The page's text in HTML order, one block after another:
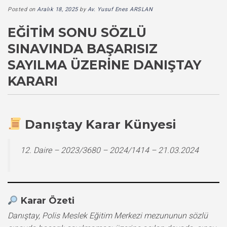
Posted on Aralık 18, 2025byAv. Yusuf Enes ARSLAN
EĞITIM SONU SÖZLÜ
SINAVINDA BAŞARISIZ
SAYILMA ÜZERINE DANIŞTAY
KARARI
Danıştay Karar Künyesi
12. Daire – 2023/3680 – 2024/1414 – 21.03.2024
Karar Özeti
Danıştay, Polis Meslek Eğitim Merkezi mezununun sözlü